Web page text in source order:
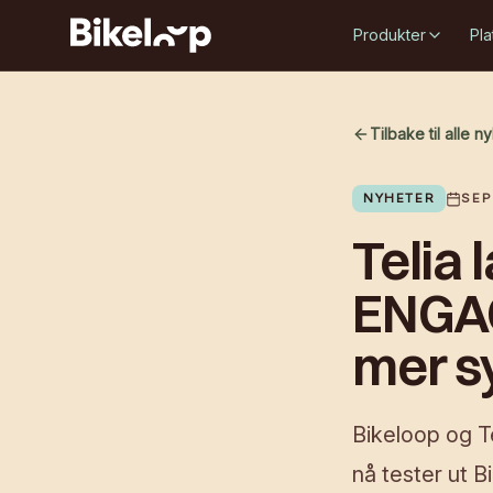
Produkter
Tilbake til alle
NYHETER
Telia
mer
Bikeloop og
nå tester ut